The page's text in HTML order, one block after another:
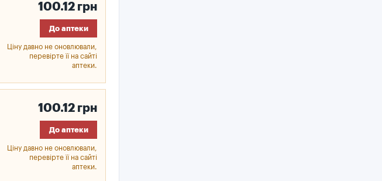
100.12 грн
До аптеки
Ціну давно не оновлювали,
перевірте її на сайті
аптеки.
100.12 грн
До аптеки
Ціну давно не оновлювали,
перевірте її на сайті
аптеки.